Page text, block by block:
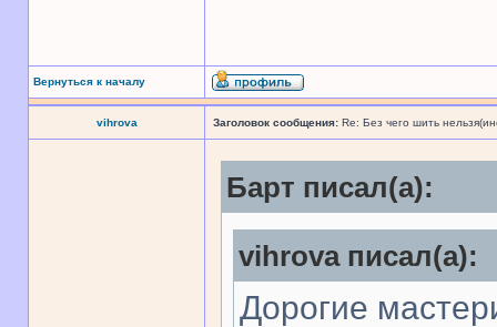
Вернуться к началу
vihrova Заголовок сообщения: Re: Без чего шить
Барт писал(а):
vihrova писал(а):
Дорогие